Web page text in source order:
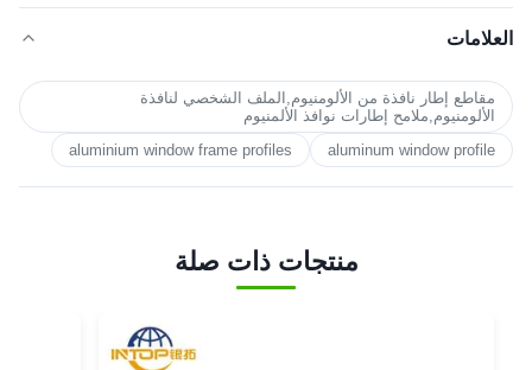
العلامات
مقاطع إطار نافذة من الألومنيوم,الملف الشخصي لنافذة
الألومنيوم,ملامح إطارات نوافذ الألمنيوم
aluminum window profile
aluminium window frame profiles
منتجات ذات صلة